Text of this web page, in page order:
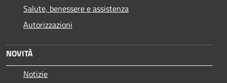
Salute, benessere e assistenza
Autorizzazioni
NOVITÀ
Notizie